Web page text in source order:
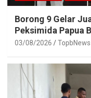
Borong 9 Gelar
Peksimida Papua
03/08/2026 TopbNews